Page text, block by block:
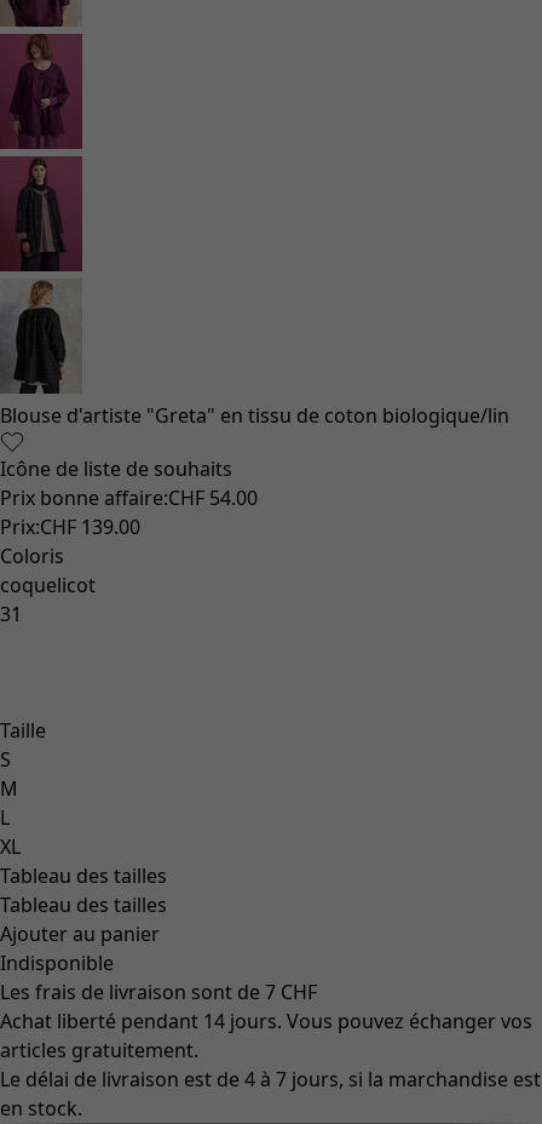
Blouse d'artiste "Greta" en tissu de coton biologique/lin
Icône de liste de souhaits
Prix bonne affaire:CHF 54.00
Prix:CHF 139.00
Coloris
coquelicot
31
Taille
S
M
L
XL
Tableau des tailles
Tableau des tailles
Ajouter au panier
Indisponible
Les frais de livraison sont de 7 CHF
Achat liberté pendant 14 jours. Vous pouvez échanger vos
articles gratuitement.
Le délai de livraison est de 4 à 7 jours, si la marchandise est
en stock.